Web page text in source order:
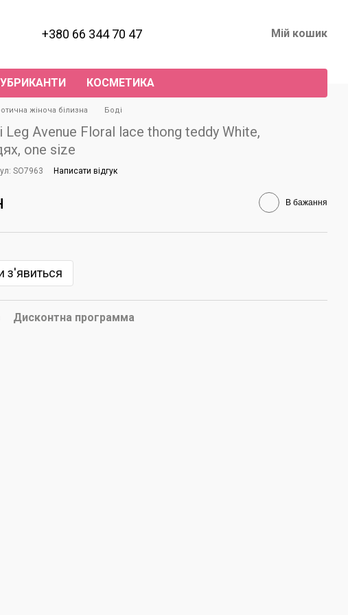
+380 66 344 70 47 Мій кошик
КОСМЕТИКА
жіноча білизна Боді
Avenue Floral lace thong teddy White,
one size
SO7963 Написати відгук
В бажання
з'явиться
Дисконтна программа